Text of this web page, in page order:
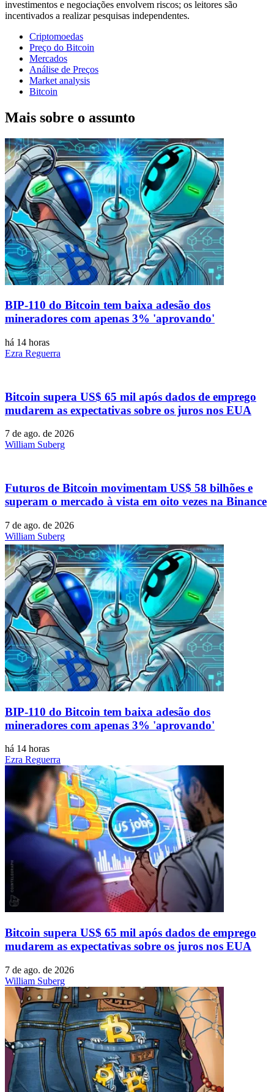
investimentos e negociações envolvem riscos; os leitores são
incentivados a realizar pesquisas independentes.
Criptomoedas
Preço do Bitcoin
Mercados
Análise de Preços
Market analysis
Bitcoin
Mais sobre o assunto
BIP-110 do Bitcoin tem baixa adesão dos
mineradores com apenas 3% 'aprovando'
há 14 horas
Ezra Reguerra
Bitcoin supera US$ 65 mil após dados de emprego
mudarem as expectativas sobre os juros nos EUA
7 de ago. de 2026
William Suberg
Futuros de Bitcoin movimentam US$ 58 bilhões e
superam o mercado à vista em oito vezes na Binance
7 de ago. de 2026
William Suberg
BIP-110 do Bitcoin tem baixa adesão dos
mineradores com apenas 3% 'aprovando'
há 14 horas
Ezra Reguerra
Bitcoin supera US$ 65 mil após dados de emprego
mudarem as expectativas sobre os juros nos EUA
7 de ago. de 2026
William Suberg